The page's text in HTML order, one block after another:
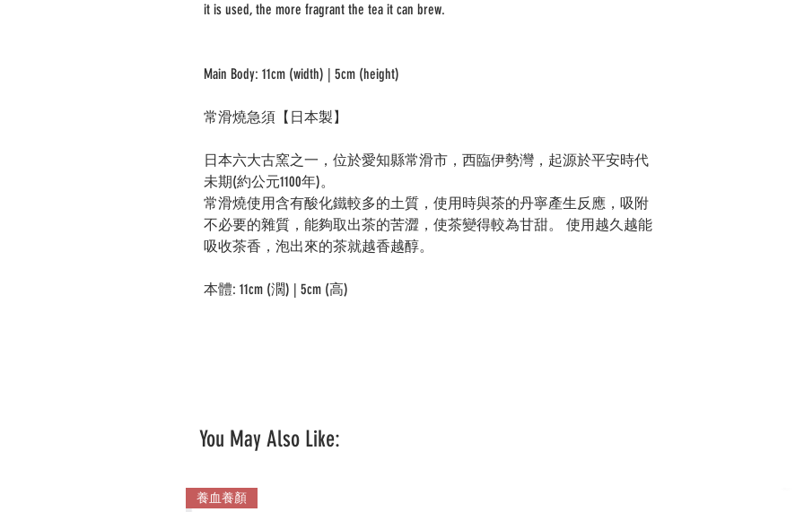
it is used, the more fragrant the tea it can brew.
Main Body: 11cm (width) | 5cm (height)
常滑燒急須 【 日本製】
日本六大古窯之一， 位於愛知縣常滑市， 西臨伊勢灣，起源於平安時代
未期(約公元1100年)。
常滑燒使用含有酸化鐵較多的土質，使用時與茶的丹寧產生反應，吸附
不必要的雜質，能夠取出茶的苦澀，使茶變得較為甘甜。
使用越久越能
吸收茶香，泡出來的茶就越香越醇。
本體: 11cm (濶) | 5cm (高)
You May Also Like:
養血養顏